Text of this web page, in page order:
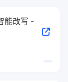
能改写 -